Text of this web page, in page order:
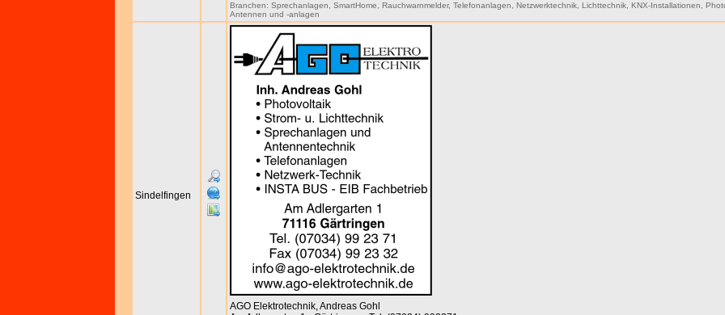
Branchen:Sprechanlagen ,SmartHome ,Rauchwarnmelder,Telefonanlagen ,Netzwerktechnik ,Lichttechnik ,KNX-Installationen ,
Antennen und -anlagen
Sindelfingen
AGO Elektrotechnik, Andreas Gohl